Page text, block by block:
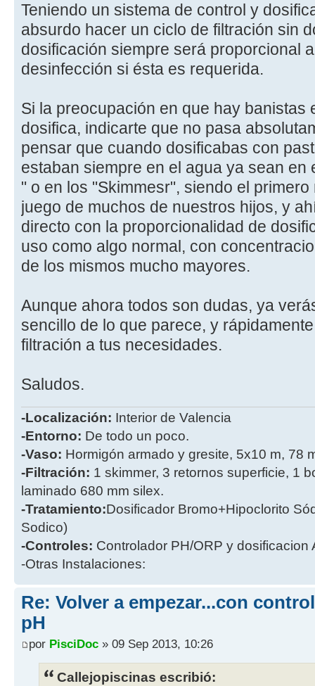
Teniendo un sistema de control y
absurdo hacer un ciclo de filtración sin
dosificación siempre será proporcional
desinfección si ésta es requerida.
Si la preocupación en que hay banistas
dosifica, indicarte que no pasa
pensar que cuando dosificabas con
estaban siempre en el agua ya sean en
" o en los "Skimmesr", siendo el
juego de muchos de nuestros hijos, y
directo con la proporcionalidad de
uso como algo normal, con
de los mismos mucho mayores.
Aunque ahora todos son dudas, ya
sencillo de lo que parece, y
filtración a tus necesidades.
Saludos.
-Localización: Interior de Valencia
-Entorno: De todo un poco.
-Vaso: Hormigón armado y gresite, 5x10 m, 78
-Filtración: 1 skimmer, 3 retornos superficie, 1
laminado 680 mm silex.
-Tratamiento:Dosificador Bromo+Hipoclorito
Sodico)
-Controles: Controlador PH/ORP y dosificacion
-Otras Instalaciones:
Re: Volver a empezar...con
pH
por PisciDoc » 09 Sep 2013, 10:26
Callejopiscinas escribió: